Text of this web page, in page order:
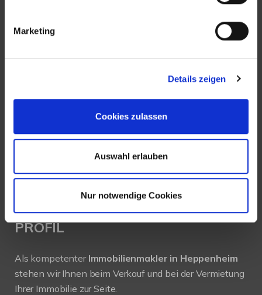
Marketing
Details zeigen
Cookies zulassen
Auswahl erlauben
Nur notwendige Cookies
+49 6252-305 89 41
Fax: +49 6252-305 89 42
Web:
PROFIL
Als kompetenter Immobilienmakler in Heppenheim
stehen wir Ihnen beim Verkauf und bei der Vermietung
Ihrer Immobilie zur Seite.